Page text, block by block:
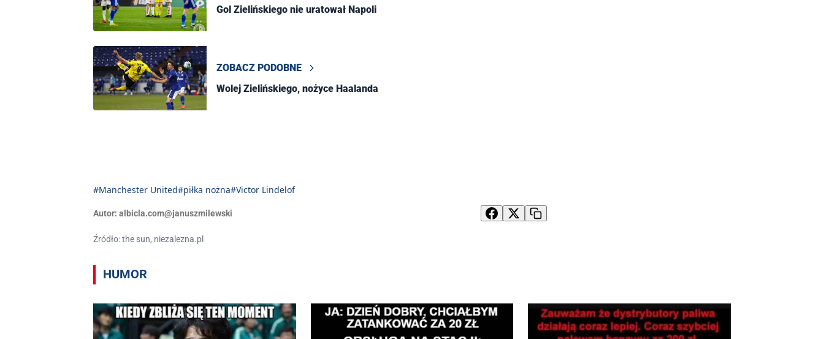
Gol Zielińskiego nie uratował Napoli
ZOBACZ PODOBNE
Wolej Zielińskiego, nożyce Haalanda
#Manchester United#piłka nożna#Victor Lindelof
Autor: albicla.com@januszmilewski
Źródło: the sun, niezalezna.pl
HUMOR